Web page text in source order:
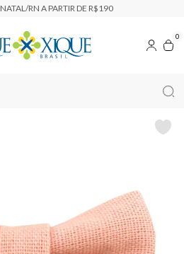
NATAL/RN A PARTIR DE R$190
0